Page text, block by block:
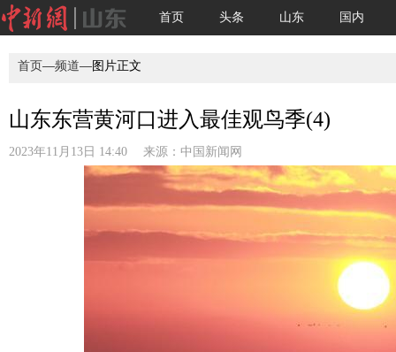
首页 头条 山东 国内
首页—频道—图片正文
山东东营黄河口进入最佳观鸟季(4)
2023年11月13日 14:40 来源： 中国新闻网